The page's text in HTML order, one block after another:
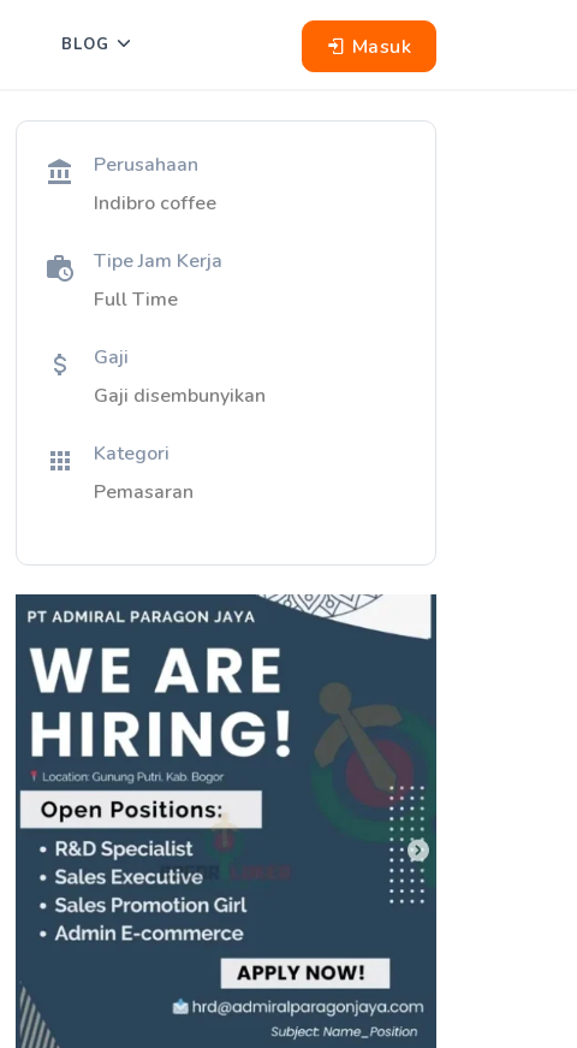
Masuk
BLOG
Perusahaan
Indibro coffee
Tipe Jam Kerja
Full Time
Gaji
Gaji disembunyikan
Kategori
Pemasaran